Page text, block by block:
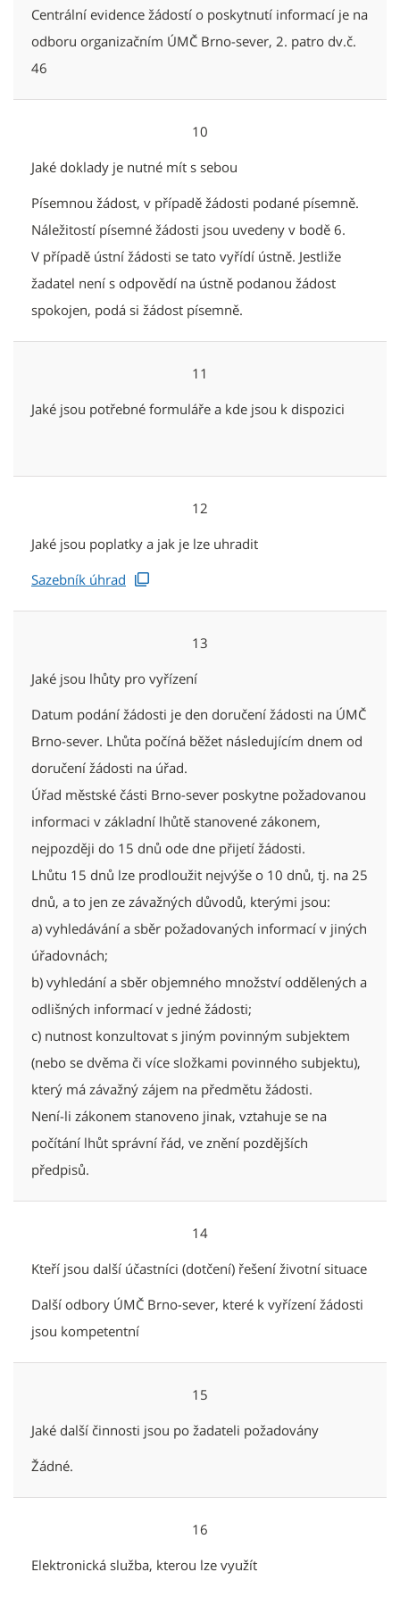
Centrální evidence žádostí o poskytnutí informací je na
odboru organizačním ÚMČ Brno-sever, 2. patro dv.č.
46
10
Jaké doklady je nutné mít s sebou
Písemnou žádost, v případě žádosti podané písemně.
Náležitostí písemné žádosti jsou uvedeny v bodě 6.
V případě ústní žádosti se tato vyřídí ústně. Jestliže
žadatel není s odpovědí na ústně podanou žádost
spokojen, podá si žádost písemně.
11
Jaké jsou potřebné formuláře a kde jsou k dispozici
12
Jaké jsou poplatky a jak je lze uhradit
Sazebník úhrad
13
Jaké jsou lhůty pro vyřízení
Datum podání žádosti je den doručení žádosti na ÚMČ
Brno-sever. Lhůta počíná běžet následujícím dnem od
doručení žádosti na úřad.
Úřad městské části Brno-sever poskytne požadovanou
informaci v základní lhůtě stanovené zákonem,
nejpozději do 15 dnů ode dne přijetí žádosti.
Lhůtu 15 dnů lze prodloužit nejvýše o 10 dnů, tj. na 25
dnů, a to jen ze závažných důvodů, kterými jsou:
a) vyhledávání a sběr požadovaných informací v jiných
úřadovnách;
b) vyhledání a sběr objemného množství oddělených a
odlišných informací v jedné žádosti;
c) nutnost konzultovat s jiným povinným subjektem
(nebo se dvěma či více složkami povinného subjektu),
který má závažný zájem na předmětu žádosti.
Není-li zákonem stanoveno jinak, vztahuje se na
počítání lhůt správní řád, ve znění pozdějších
předpisů.
14
Kteří jsou další účastníci (dotčení) řešení životní situace
Další odbory ÚMČ Brno-sever, které k vyřízení žádosti
jsou kompetentní
15
Jaké další činnosti jsou po žadateli požadovány
Žádné.
16
Elektronická služba, kterou lze využít